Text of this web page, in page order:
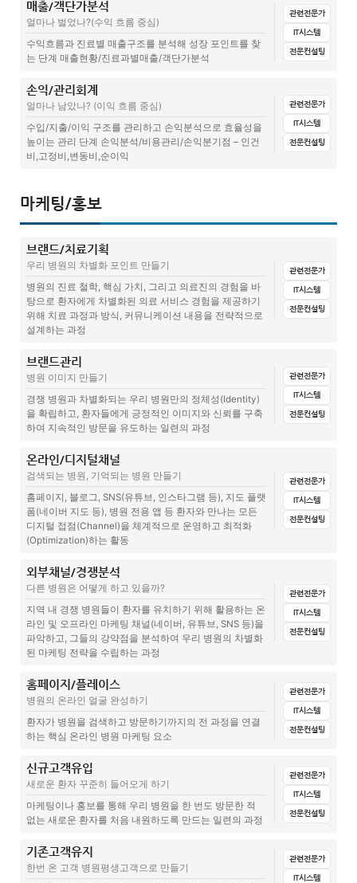
병원회계 정리와 활용을 위한 수납부
병원경영컨설팅 비용절감하기 전 꼭 알아야하는 것은?
고정비 줄이기 – 얼마나 "세부적"으로 고정비용을 점검하고 개선하고
있는가?
병원회계, 병원의 세금신고 목록(인건비)
병원회계. 병원의 세금 신고 목록
병원세금, 종합소득세 성실신고란?
병원 일용근로자와 단시간근로자(아르바이트) 세금신고
병의원 부가가치세 신고시 주의사항
전체 문서양식 전산시스템
관련글(칼럼)
수납부(준비중) MIS.REPORT(준비중)
월단위 초/재진추이(준비중) 월단위 신환추이(준비중)
월단위 신환내원경로별 추이(준비중)
월단위 주요치료수 추이(준비중)
내원일별 환자현황(준비중)
기간별 처방통계(처치)(준비중)
비급여 처방 통계(준비중)
의사결정에 도움이 될만한 통계들을 월단위로 확인하는가
매출/객단가분석
얼마나 벌었나?(수익 흐름 중심)
수익흐름과 진료별 매출구조를 분석해 성장 포인트를 찾
는 단계 매출현황/진료과별매출/객단가분석
관련전문가
IT시스템
전문컨설팅
전체 문서양식
관련글(칼럼)
수납부(준비중) MIS.REPORT(준비중)
치료항목별 매출비중(준비중)
전체 객단가추세(준비중)
주요치료 항목별 객단가(준비중)
방문당 평균진료비(준비중) 주요매출현황(준비중)
가?
병원경영컨설팅, 병원매출, 바쁜 치료와 매출을 만드는 치료는 다르다.
병원장을 스마트하게 만드는 통계
손익/관리회계
얼마나 남았나? (이익 흐름 중심)
수입/지출/이익 구조를 관리하고 손익분석으로 효율성을
높이는 관리 단계 손익분석/비용관리/손익분기점 – 인건
비,고정비,변동비,순이익
관련전문가
IT시스템
전문컨설팅
관련글(칼럼)
수납부(준비중)
고정비vs변동비(준비중)
손익(수입,지출,이익)(준비중) 인건비 분석(준비중)
의료진별 생산성 분석(준비중)
대차대조표(현금주의)(준비중)
병원 인건비가 늘어나는 이유
의사결정에 도움이 될만한 통계들을 월단위로 확인하는가
병원장 의사결정에 필요한 통계가 만들어지기 위해서는?
마케팅/홍보
브랜드/치료기획
우리 병원의 차별화 포인트 만들기
병원의 진료 철학, 핵심 가치, 그리고 의료진의 경험을 바
탕으로 환자에게 차별화된 의료 서비스 경험을 제공하기
위해 치료 과정과 방식, 커뮤니케이션 내용을 전략적으로
설계하는 과정
관련전문가
IT시스템
전문컨설팅
전체
병원마케팅 – 병원 차별화 전략
환자유치와 유지를 위한 전략
전략 치료, 홍보를 위한 기초자료는?
고객을 위한 새로운 치료를 고민하고 있는가
브랜드관리
병원 이미지 만들기
경쟁 병원과 차별화되는 우리 병원만의 정체성(Identity)
을 확립하고, 환자들에게 긍정적인 이미지와 신뢰를 구축
하여 지속적인 방문을 유도하는 일련의 과정
관련전문가
IT시스템
전문컨설팅
전체 문서양식
의료광고 규제 강화, 매출 걱정된다면? 병원 홍보 채널의 틈새 전략 '보
도자료' 활용
[병원홍보실무] 병원인플루언서, 온라인 인플루언서 홍보는?
우리병원 온라인 검색광고, Google Ads 키워드 세팅하기
지역 버스광고로 브랜드홍보시 고려되어야 할 점
병원 유튜브, 부담되지 않게 진행하는 것이 중요하다.
치료트렌드, 검색양이 늘어날때 병원홍보팀이 우선 해야할일은?
병원마케팅 업체선정 체크리스트 5가지
병원 전화연결음 설정하는 방법은?
병원전화연결음의 중요성
의료광고 규제 강화, 매출 걱정된다면? 병원 홍보 채널의 틈새 전략 ‘보
온라인/디지털채널
검색되는 병원, 기억되는 병원 만들기
홈페이지, 블로그, SNS(유튜브, 인스타그램 등), 지도 플랫
폼(네이버 지도 등), 병원 전용 앱 등 환자와 만나는 모든
디지털 접점(Channel)을 체계적으로 운영하고 최적화
(Optimization)하는 활동
관련전문가
IT시스템
전문컨설팅
전체 문서양식
관련글(칼럼)
웹인지도조사 신청서
네이버키워드광고 자동충전방법(준비중)
네이버 병원설명문 변경방법(준비중)
네이버 노출 현황 분석 – 온라인 간판세우기의 시작
병원마케팅 노출과 신뢰를 한번에 – 네이버 뉴스 상위노출
네이버 검색광고, 광고 노출지역 설정관련
[병원홍보실무] 병원카카오톡, 단골질문 메뉴에 고정하기
외부채널/경쟁분석
다른 병원은 어떻게 하고 있을까?
지역 내 경쟁 병원들이 환자를 유치하기 위해 활용하는 온
라인 및 오프라인 마케팅 채널(네이버, 유튜브, SNS 등)을
파악하고, 그들의 강약점을 분석하여 우리 병원의 차별화
된 마케팅 전략을 수립하는 과정
관련전문가
IT시스템
전문컨설팅
전체 문서양식 관련글(칼럼)
[병원홍보팀 AI 활용하기] 자동화 블로그 포스팅
네이버 영수증리뷰에 병원과 상관없는 사진이 노출된다면?
병원마켙AI, 병원마케팅 네이버상위노출(SEO)을 넘어 생성형엔진최적
화(GEO)를 준비해야하는 이유
홈페이지/플레이스
병원의 온라인 얼굴 완성하기
환자가 병원을 검색하고 방문하기까지의 전 과정을 연결
하는 핵심 온라인 병원 마케팅 요소
관련전문가
IT시스템
전문컨설팅
전체 문서양식 관련글(칼럼)
병원홈페이지, 웹사이트 등록(2) Daum 검색등
병원홈페이지, 웹사이트 등록(1) 네이버 웹마스터도구
신규고객유입
새로운 환자 꾸준히 들어오게 하기
마케팅이나 홍보를 통해 우리 병원을 한 번도 방문한 적
없는 새로운 환자를 처음 내원하도록 만드는 일련의 과정
관련전문가
IT시스템
전문컨설팅
전체 문서양식 전산시스템
관련글(칼럼)
기존고객유지
한번 온 고객 병원평생고객으로 만들기
관련전문가
IT시스템